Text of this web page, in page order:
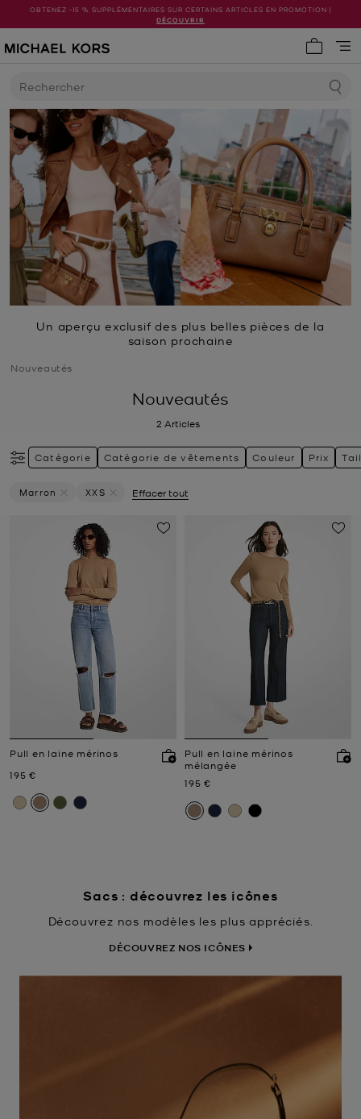
OBTENEZ -15 % SUPPLÉMENTAIRES SUR CERTAINS ARTICLES EN PROMOTION |
DÉCOUVRIR
Rechercher
Un aperçu exclusif des plus belles pièces de la
saison prochaine
Nouveautés
Nouveautés
2 Articles
Catégorie Catégorie de vêtements Couleur Prix
Marron
XXS
Effacer tout
Pull en laine mérinos
Prix actuel
195 €
Pull en laine mérinos
mélangée
Prix actuel
195 €
Sacs : découvrez les icônes
Découvrez nos modèles les plus appréciés.
DÉCOUVREZ NOS ICÔNES